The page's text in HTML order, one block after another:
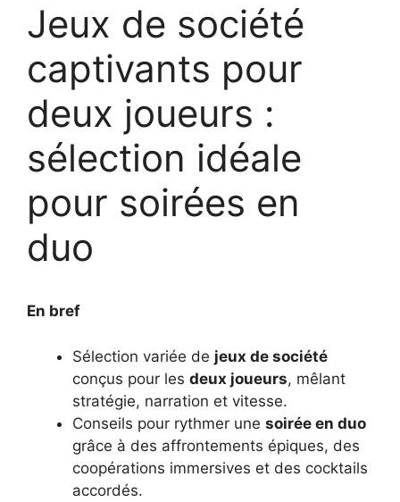
Jeux de société
captivants pour
deux joueurs :
sélection idéale
pour soirées en
duo
En bref
Sélection variée de jeux de société
conçus pour les deux joueurs, mêlant
stratégie, narration et vitesse.
Conseils pour rythmer une soirée en duo
grâce à des affrontements épiques, des
coopérations immersives et des cocktails
accordés.